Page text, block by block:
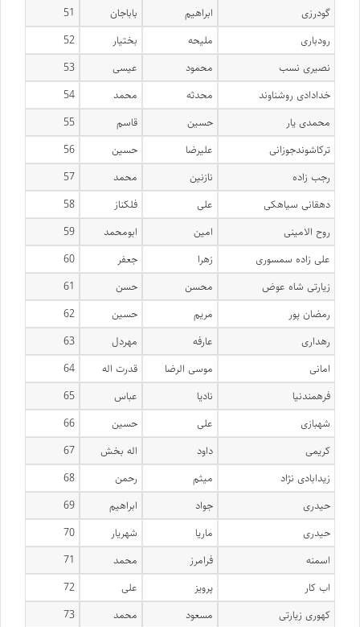
گودرزی ابراهیم باباجان
51
رودباری
ملیحه بختیار
52
نصیری نسب
محمود عیسی
53
خدادادی روشناوند
محدثه محمد
54
محمدی یار
حسین قاسم
55
ترکاشوندجوزانی
علیرضا حسین
56
رجب زاده
نازنین محمد
57
دهقانی سیاهکی
علی فلکناز
58
روح الامینی
امین ابومحمد
59
علی زاده سمسوری
زهرا جعفر
60
زیارتی شاه عوض
محسن حسن
61
رمضان پور
مریم حسین
62
رهداری
عارفه مهردل
63
امانی
موسی الرضا قدرت اله
64
فرهمندنیا
نادیا عباس
65
شهبازی
علی حسین
66
کریمی
داود اله بخش
67
زیدابادی نژاد
میثم رحمن
68
حیدری
جواد ابراهیم
69
حیدری
ماریا شهریار
70
اسمنه
فرامرز محمد
71
اب کار
پرویز علی
72
کهوری زیارتی
مسعود محمد
73